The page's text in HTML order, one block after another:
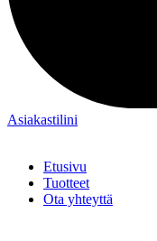
Asiakastilini
Etusivu
Tuotteet
Ota yhteyttä